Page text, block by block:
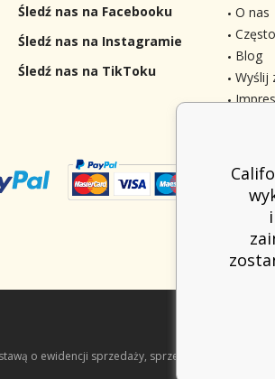
Śledź nas na Facebooku
Śledź nas na Instagramie
Śledź nas na TikToku
O nas
Blog
Wyślij
o ewidencji sprzedaży, sprzedawca jest